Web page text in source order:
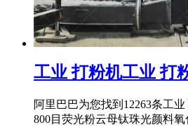
工业 打粉机工业 打
阿里巴巴为您找到12263条工
800目荧光粉云母钛珠光颜料氧